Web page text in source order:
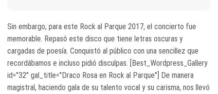
Sin embargo, para este Rock al Parque 2017, el concierto fue
memorable. Repasó este disco que tiene letras oscuras y
cargadas de poesía. Conquistó al público con una sencillez que
recordábamos e incluso pidió disculpas. [Best_Wordpress_Gallery
id="32" gal_title="Draco Rosa en Rock al Parque"] De manera
magistral, haciendo gala de su talento vocal y su carisma, nos llevó